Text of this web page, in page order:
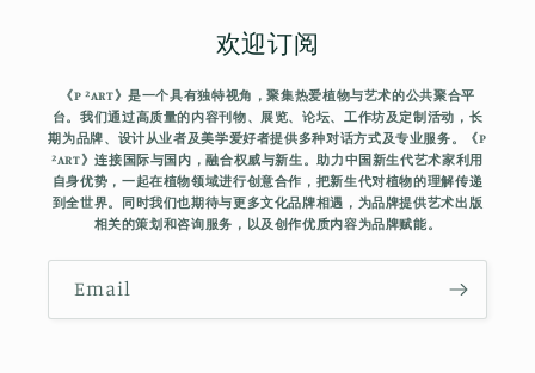
欢迎订阅
《P ²ART》是一个具有独特视角，聚集热爱植物与艺术的公共聚合平
台。我们通过高质量的内容刊物、展览、论坛、工作坊及定制活动，⻓
期为品牌、设计从业者及美学爱好者提供多种对话方式及专业服务。《P
²ART》连接国际与国内，融合权威与新生。助力中国新生代艺术家利用
自身优势，一起在植物领域进行创意合作，把新生代对植物的理解传递
到全世界。同时我们也期待与更多文化品牌相遇，为品牌提供艺术出版
相关的策划和咨询服务，以及创作优质内容为品牌赋能。
Email